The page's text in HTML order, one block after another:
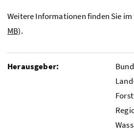
Weitere Informationen finden Sie im
MB).
Herausgeber: